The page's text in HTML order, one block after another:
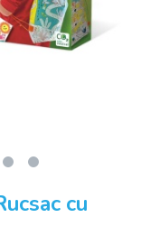
cu